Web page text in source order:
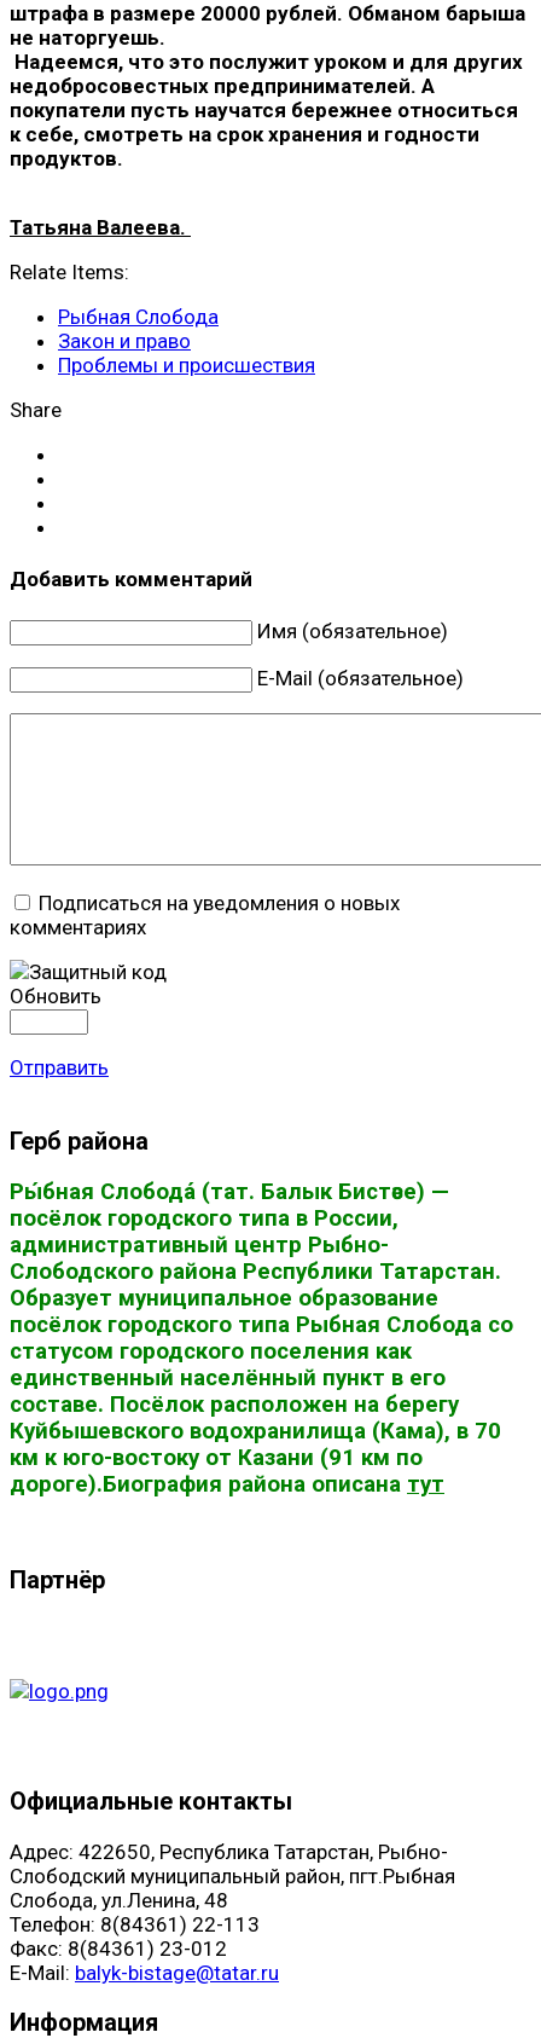
штрафа в размере 20000 рублей. Обманом барыша
не наторгуешь.
Надеемся, что это послужит уроком и для других
недобросовестных предпринимателей. А
покупатели пусть научатся бережнее относиться
к себе, смотреть на срок хранения и годности
продуктов.
Татьяна Валеева.
Relate Items:
Рыбная Слобода
Закон и право
Проблемы и происшествия
Share
Добавить комментарий
Имя (обязательное)
E-Mail (обязательное)
Подписаться на уведомления о новых
комментариях
Обновить
Отправить
Герб района
Ры́бная Слобода́ (тат. Балык Бистәсе) —
посёлок городского типа в России,
административный центр Рыбно-
Слободского района Республики Татарстан.
Образует муниципальное образование
посёлок городского типа Рыбная Слобода со
статусом городского поселения как
единственный населённый пункт в его
составе. Посёлок расположен на берегу
Куйбышевского водохранилища (Кама), в 70
км к юго-востоку от Казани (91 км по
дороге).Биография района описана тут
Партнёр
Официальные контакты
Адрес: 422650, Республика Татарстан, Рыбно-
Слободский муниципальный район, пгт.Рыбная
Слобода, ул.Ленина, 48
Телефон: 8(84361) 22-113
Факс: 8(84361) 23-012
E-Mail: balyk-bistage@tatar.ru
Информация